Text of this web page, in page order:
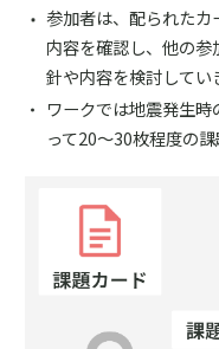
参加者は、配られた
内容を確認し、他の
針や内容を検討してい
ワークでは地震発生
って20～30枚程度の課